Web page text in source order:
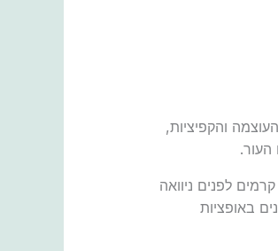
והקפיציות,
העור.
לפנים ניוואה
באופציות